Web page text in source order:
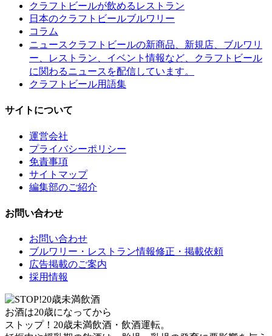
クラフトビールが飲めるレストラン
日本のクラフトビールブルワリー
コラム
ニュース クラフトビールの新商品、新規店、ブルワリ
ー、レストラン、イベント情報など、クラフトビール
に関わるニュースを配信しています。
クラフトビール用語集
サイトについて
運営会社
プライバシーポリシー
免責事項
サイトマップ
編集部のご紹介
お問い合わせ
お問い合わせ
ブルワリー・レストラン情報修正・掲載依頼
広告掲載のご案内
採用情報
お酒は20歳になってから
ストップ！20歳未満飲酒・飲酒運転。